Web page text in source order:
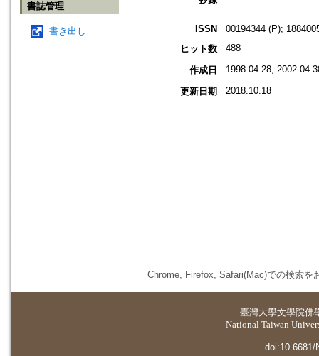
書誌管理
書き出し ISSN
00194344 (P);
ヒット数
488
作成日 1998.04.28;
更新日期 2018.10.18
Chrome, Firefox, Safari(Mac)での検索を
臺灣大學文學院佛
National Taiwan
doi:10.6681/